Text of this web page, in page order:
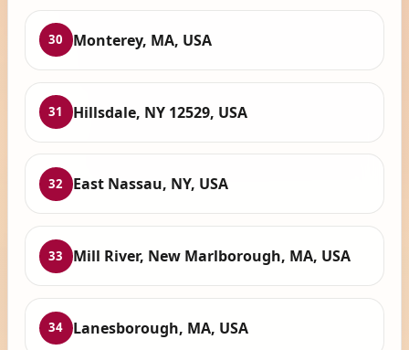
30 Monterey, MA, USA
31 Hillsdale, NY 12529, USA
32 East Nassau, NY, USA
33 Mill River, New Marlborough, MA, USA
34 Lanesborough, MA, USA